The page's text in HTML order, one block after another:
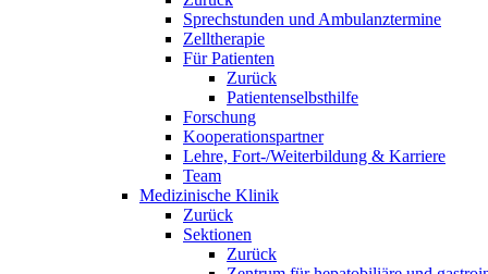
Sprechstunden und Ambulanztermine
Zelltherapie
Für Patienten
Zurück
Patientenselbsthilfe
Forschung
Kooperationspartner
Lehre, Fort-/Weiterbildung & Karriere
Team
Medizinische Klinik
Zurück
Sektionen
Zurück